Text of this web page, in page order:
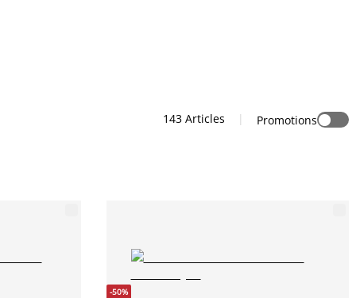
143 Articles | Promotions
-50%